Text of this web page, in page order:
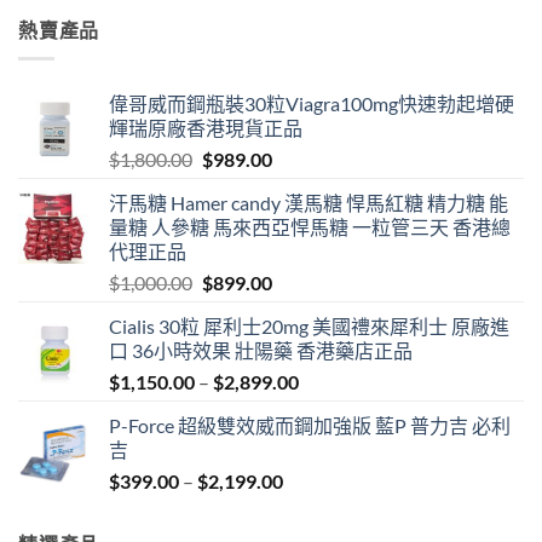
熱賣產品
偉哥威而鋼瓶裝30粒Viagra100mg快速勃起增硬
輝瑞原廠香港現貨正品
$1,800.00 Original
was:
$1,800.00.
$989.00Current
is:
$989.00.
汗馬糖 Hamer candy 漢馬糖 悍馬紅糖 精力糖 能
量糖 人參糖 馬來西亞悍馬糖 一粒管三天 香港總
代理正品
$1,000.00 Original
was:
$1,000.00.
$899.00Current
is:
$899.00.
Cialis 30粒 犀利士20mg 美國禮來犀利士 原廠進
口 36小時效果 壯陽藥 香港藥店正品
$1,150.00 – $2,899.00Price
$1,150.00
P-Force 超級雙效威而鋼加強版 藍P 普力吉 必利
吉
$399.00 – $2,199.00Price